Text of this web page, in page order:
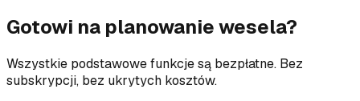
Gotowi na planowanie wesela?
Wszystkie podstawowe funkcje są bezpłatne. Bez
subskrypcji, bez ukrytych kosztów.